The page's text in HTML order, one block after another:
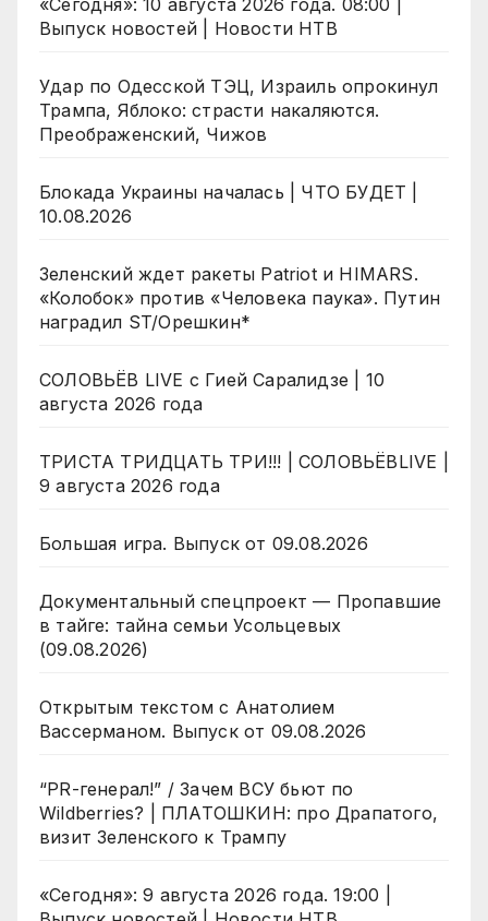
«Сегодня»: 10 августа 2026 года. 08:00 |
Выпуск новостей | Новости НТВ
Удар по Одесской ТЭЦ, Израиль опрокинул
Трампа, Яблоко: страсти накаляются.
Преображенский, Чижов
Блокада Украины началась | ЧТО БУДЕТ |
10.08.2026
Зеленский ждет ракеты Patriot и HIMARS.
«Колобок» против «Человека паука». Путин
наградил ST/Орешкин*
СОЛОВЬЁВ LIVE с Гией Саралидзе | 10
августа 2026 года
ТРИСТА ТРИДЦАТЬ ТРИ!!! | СОЛОВЬЁВLIVE |
9 августа 2026 года
Большая игра. Выпуск от 09.08.2026
Документальный спецпроект — Пропавшие
в тайге: тайна семьи Усольцевых
(09.08.2026)
Открытым текстом с Анатолием
Вассерманом. Выпуск от 09.08.2026
“PR-генерал!” / Зачем ВСУ бьют по
Wildberries? | ПЛАТОШКИН: про Драпатого,
визит Зеленского к Трампу
«Сегодня»: 9 августа 2026 года. 19:00 |